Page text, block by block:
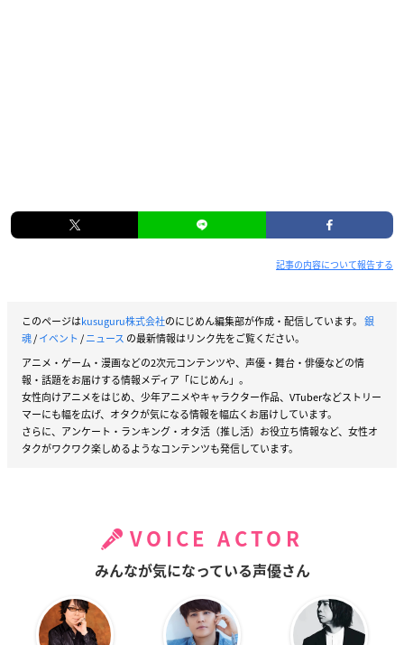
記事の内容について報告する
このページはkusuguru株式会社のにじめん編集部が作成・配信しています。 銀
魂/イベント /ニュース の最新情報はリンク先をご覧ください。
アニメ・ゲーム・漫画などの2次元コンテンツや、声優・舞台・俳優などの情
報・話題をお届けする情報メディア「にじめん」。
女性向けアニメをはじめ、少年アニメやキャラクター作品、VTuberなどストリー
マーにも幅を広げ、オタクが気になる情報を幅広くお届けしています。
さらに、アンケート・ランキング・オタ活（推し活）お役立ち情報など、女性オ
タクがワクワク楽しめるようなコンテンツも発信しています。
VOICE ACTOR
みんなが気になっている声優さん